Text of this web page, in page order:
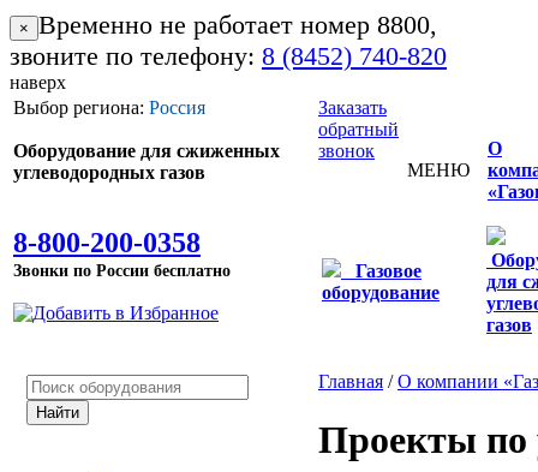
× Временно не работает номер 8800,
звоните по телефону: 8 (8452) 740-820
наверх
Выбор региона: Россия
Оборудование для сжиженных
углеводородных газов
8-800-200-0358
Звонки по России бесплатно
Заказать
обратный
звонок
МЕНЮ
О
Газовое
оборудование
для
газов
Главная /О компании
Проекты по